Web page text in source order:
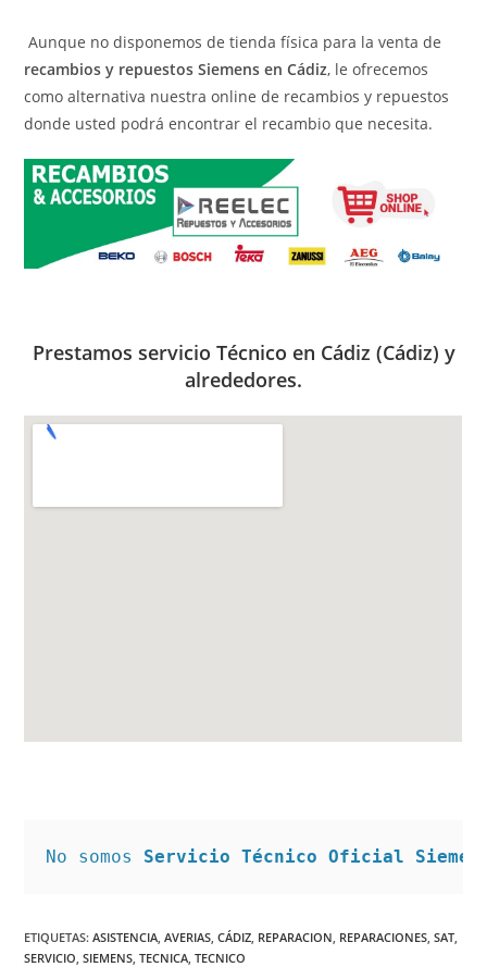
Aunque no disponemos de tienda física para la venta de
recambios y repuestos Siemens en Cádiz, le ofrecemos
como alternativa nuestra online de recambios y repuestos
donde usted podrá encontrar el recambio que necesita.
Prestamos servicio Técnico en Cádiz (Cádiz) y
alrededores.
No somos Servicio Técnico Oficial
ETIQUETAS:ASISTENCIA AVERIAS CÁDIZ REPARACION REPARACIONES SAT
SERVICIO SIEMENS TECNICA TECNICO